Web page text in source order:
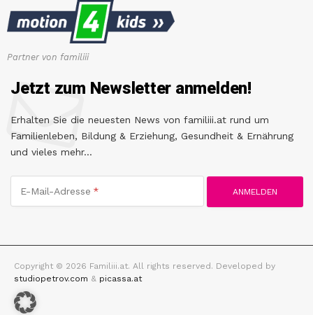
Partner von familiii
Jetzt zum Newsletter anmelden!
Erhalten Sie die neuesten News von familiii.at rund um
Familienleben, Bildung & Erziehung, Gesundheit & Ernährung
und vieles mehr...
E-Mail-Adresse
Copyright © 2026 Familiii.at. All rights reserved. Developed by
studiopetrov.com & picassa.at